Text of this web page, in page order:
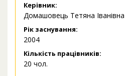
Керівник:
Домашовець Тетяна
Рік заснування:
2004
Кількість працівників:
20 чол.